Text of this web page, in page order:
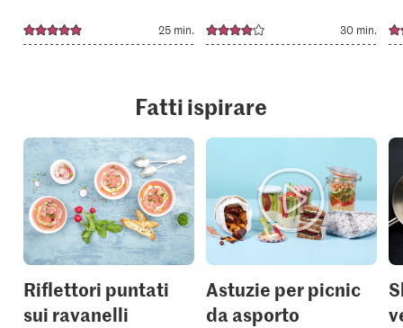
25 min. 30 min.
Fatti ispirare
Riflettori puntati
sui ravanelli
Astuzie per picnic
da asporto